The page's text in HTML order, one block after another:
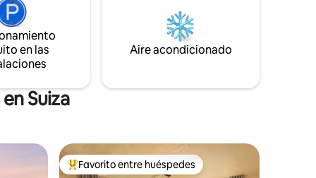
Se
El
en 1
recreación durante 365 días. En invierno,
34 estaciones de esquí con un total de
775 kilómetros de pistas te esperan. «Lo
que ves es lo que obtienes; ven y
en las
Aire acondicionado
Suiza
Favorito entre huéspedes preferido
Favorito entre huéspedes